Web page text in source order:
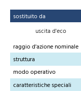
sostituito da
uscita d'eco
raggio d'azione nominale
struttura
modo operativo
caratteristiche speciali